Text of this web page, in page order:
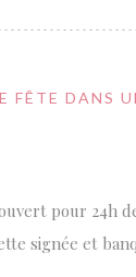
FÊTE DANS
pour 24h
signée et